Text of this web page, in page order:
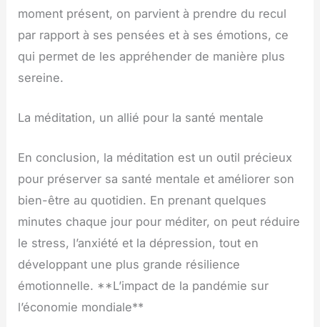
moment présent, on parvient à prendre du recul
par rapport à ses pensées et à ses émotions, ce
qui permet de les appréhender de manière plus
sereine.
La méditation, un allié pour la santé mentale
En conclusion, la méditation est un outil précieux
pour préserver sa santé mentale et améliorer son
bien-être au quotidien. En prenant quelques
minutes chaque jour pour méditer, on peut réduire
le stress, l’anxiété et la dépression, tout en
développant une plus grande résilience
émotionnelle. **L’impact de la pandémie sur
l’économie mondiale**